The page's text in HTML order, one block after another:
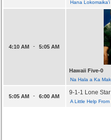
Hana Lokomaika'i
4:10 AM - 5:05 AM
Hawaii Five-0
Na Hala a Ka
5:05 AM - 6:00 AM
9-1-1 Lone Star
A Little Help From